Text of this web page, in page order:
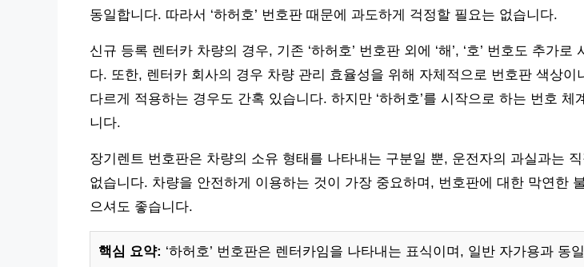
동일합니다. 따라서 ‘하허호’ 번호판 때문에 과도하게 걱정할 필요는 없습니다.
신규 등록 렌터카 차량의 경우, 기존 ‘하허호’ 번호판 외에 ‘해’, ‘호’ 번호도 추가로
다. 또한, 렌터카 회사의 경우 차량 관리 효율성을 위해 자체적으로 번호판 색상이
다르게 적용하는 경우도 간혹 있습니다. 하지만 ‘하허호’를 시작으로 하는 번호 체
니다.
장기렌트 번호판은 차량의 소유 형태를 나타내는 구분일 뿐, 운전자의 과실과는 직
없습니다. 차량을 안전하게 이용하는 것이 가장 중요하며, 번호판에 대한 막연한
으셔도 좋습니다.
핵심 요약: ‘하허호’ 번호판은 렌터카임을 나타내는 표식이며, 일반 자가용과 동